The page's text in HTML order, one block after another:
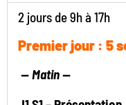
2 jours de 9h à 17h
Premier jour : 5
—Matin —